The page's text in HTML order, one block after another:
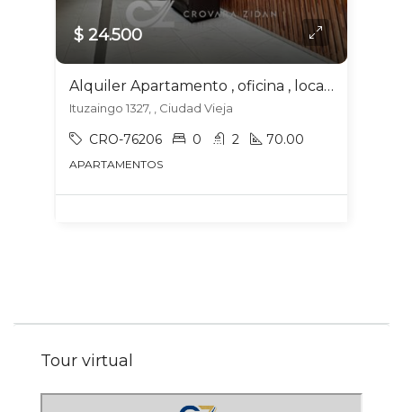
$ 24.500
Alquiler Apartamento , oficina , local de servicios en Ciudad Vieja
Ituzaingo 1327, , Ciudad Vieja
CRO-76206 0 2 70.00
APARTAMENTOS
Tour virtual